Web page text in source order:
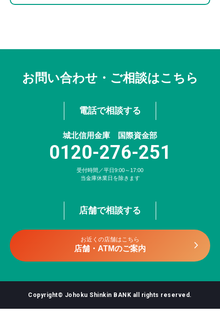
お問い合わせ・ご相談はこちら
電話で相談する
城北信用金庫 国際資金部
0120-276-251
受付時間／平日9:00～17:00
当金庫休業日を除きます
店舗で相談する
お近くの店舗はこちら
店舗・ATMのご案内
Copyright© Johoku Shinkin BANK all rights reserved.